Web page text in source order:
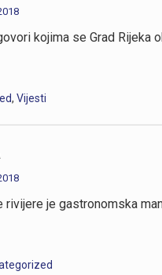
kojima se Grad Rijeka
, Vijesti
rivijere je gastronomska